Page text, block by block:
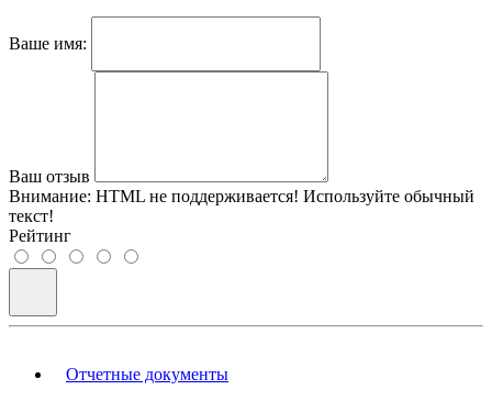
Ваше имя:
Ваш отзыв
Внимание: HTML не поддерживается! Используйте обычный
текст!
Рейтинг
Отчетные документы